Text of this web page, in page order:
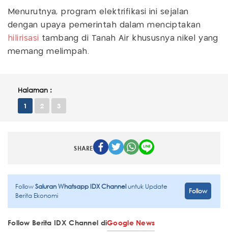
Menurutnya, program elektrifikasi ini sejalan
dengan upaya pemerintah dalam menciptakan
hilirisasi tambang di Tanah Air khususnya nikel yang
memang melimpah.
Halaman :
1 2 3
SHARE
FollowSaluran Whatsapp IDX Channeluntuk Update
Berita Ekonomi
Follow
Follow Berita IDX Channel diGoogle News